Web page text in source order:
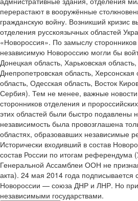
перерастают в вооружённые
гражданскую войну. Возникший кризис
отделения русскоязычных областей
«Новороссия». По замыслу
независимую Новороссию могли бы
Донецкая область, Харьковская
Днепропетровская область, Херсонская
область, Одесская область, Восток
Сербия). Тем не менее, важные новости
сторонников отделения и
этих областей были быстро подавлены
независимость была провозглашена
областях, образовавших независимые
Исторически входивший в состав
состав России по итогам референдума
Генеральной Ассамблеи ООН не
акта). 24 мая 2014 года подписывается
Новороссии — союза ДНР и ЛНР. Но при
независимыми государствами.